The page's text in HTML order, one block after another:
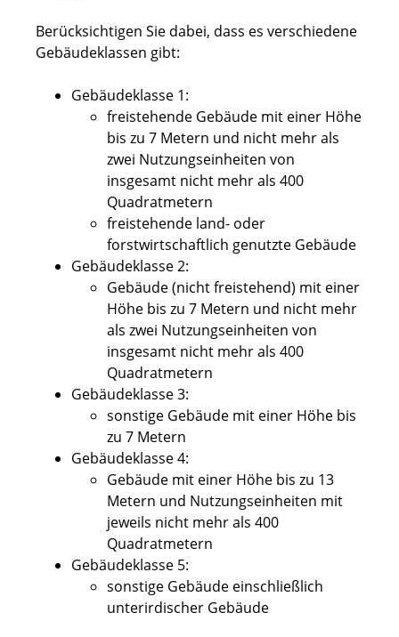
Berücksichtigen Sie dabei, dass es verschiedene
Gebäudeklassen gibt:
Gebäudeklasse 1:
freistehende Gebäude mit einer Höhe
bis zu 7 Metern und nicht mehr als
zwei Nutzungseinheiten von
insgesamt nicht mehr als 400
Quadratmetern
freistehende land- oder
forstwirtschaftlich genutzte Gebäude
Gebäudeklasse 2:
Gebäude (nicht freistehend) mit einer
Höhe bis zu 7 Metern und nicht mehr
als zwei Nutzungseinheiten von
insgesamt nicht mehr als 400
Quadratmetern
Gebäudeklasse 3:
sonstige Gebäude mit einer Höhe bis
zu 7 Metern
Gebäudeklasse 4:
Gebäude mit einer Höhe bis zu 13
Metern und Nutzungseinheiten mit
jeweils nicht mehr als 400
Quadratmetern
Gebäudeklasse 5:
sonstige Gebäude einschließlich
unterirdischer Gebäude